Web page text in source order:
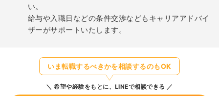
い。
給与や入職日などの条件交渉などもキャリアアドバイ
ザーがサポートいたします。
いま転職するべきかを相談するのもOK
希望や経験をもとに、LINEで相談できる